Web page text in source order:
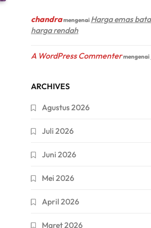
chandramengenai Harga emas
harga rendah
A WordPress Commentermengenai
ARCHIVES
Agustus 2026
Juli 2026
Juni 2026
Mei 2026
April 2026
Maret 2026